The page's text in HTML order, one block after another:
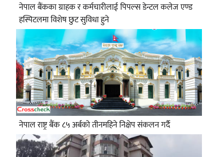
नेपाल बैंकका ग्राहक र कर्मचारीलाई पिपल्स डेन्टल कलेज एण्ड
हस्पिटलमा विशेष छुट सुविधा हुने
नेपाल राष्ट्र बैंक ८५ अर्बको तीनमहिने निक्षेप संकलन गर्दै